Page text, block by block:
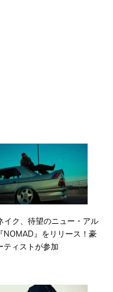
イク、待望のニュー・アル
NOMAD』をリリース！豪
ティストが参加